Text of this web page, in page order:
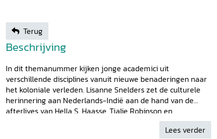
Terug
Beschrijving
In dit themanummer kijken jonge academici uit
verschillende disciplines vanuit nieuwe benaderingen naar
het koloniale verleden. Lisanne Snelders zet de culturele
herinnering aan Nederlands-Indië aan de hand van de
afterlives van Hella S. Haasse, Tjalie Robinson en
Pramoedya Ananta Toer in een intersectioneel perspectief.
Arnoud Arps onderzoekt hoe herinneringen aan het geweld
Lees verder